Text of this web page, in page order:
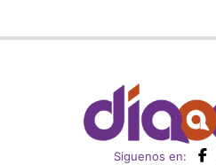
Siguenos en: